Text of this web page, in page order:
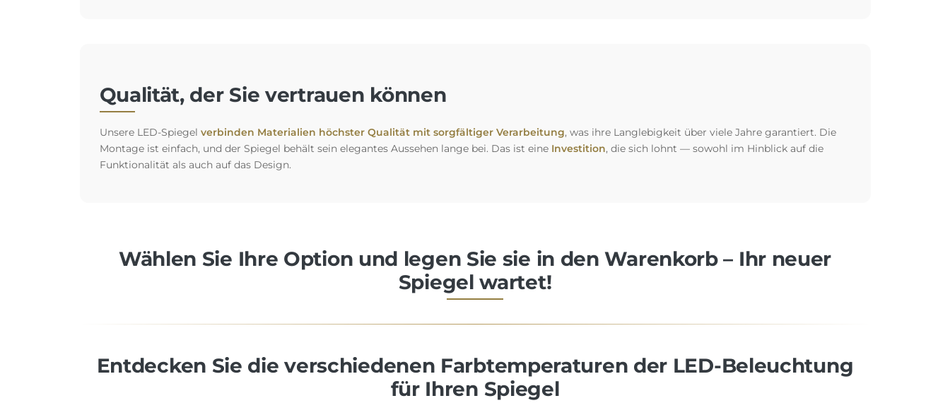
Qualität, der Sie vertrauen können
Unsere LED-Spiegel verbinden Materialien höchster Qualität mit sorgfältiger Verarbeitung, was ihre Langlebigkeit über viele Jahre garantiert. Die
Montage ist einfach, und der Spiegel behält sein elegantes Aussehen lange bei. Das ist eine Investition, die sich lohnt — sowohl im Hinblick auf die
Funktionalität als auch auf das Design.
Wählen Sie Ihre Option und legen Sie sie in den Warenkorb – Ihr neuer
Spiegel wartet!
Entdecken Sie die verschiedenen Farbtemperaturen der LED-Beleuchtung
für Ihren Spiegel